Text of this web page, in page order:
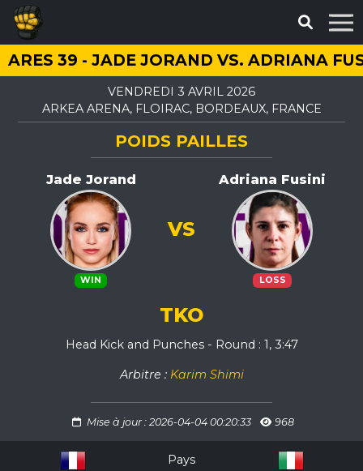
ARES 39 - JADE JORAND VS. ADRIANA
VENDREDI 3 AVRIL 2026
ARKEA ARENA, FLOIRAC, BORDEAUX, FRANCE
POIDS PAILLES
Jade Jorand
WIN
Adriana Fusini
LOSS
VS
TKO
Head Kick and Punches - Round : 1, 3:47
Arbitre : Karim Shimi
Mise à jour : 2026-04-04 00:20:33 968
Pays